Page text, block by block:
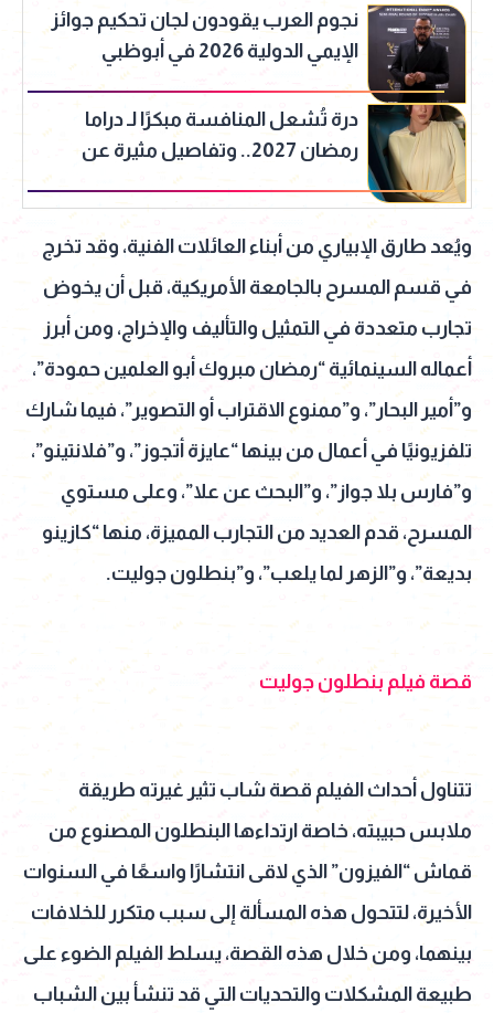
نجوم العرب يقودون لجان تحكيم جوائز
الإيمي الدولية 2026 في أبوظبي
درة تُشعل المنافسة مبكرًا لـ دراما
رمضان 2027.. وتفاصيل مثيرة عن
شخصيتها في قلب شمس
ويُعد طارق الإبياري من أبناء العائلات الفنية، وقد تخرج
في قسم المسرح بالجامعة الأمريكية، قبل أن يخوض
تجارب متعددة في التمثيل والتأليف والإخراج، ومن أبرز
أعماله السينمائية “رمضان مبروك أبو العلمين حمودة”،
و”أمير البحار”، و”ممنوع الاقتراب أو التصوير”، فيما شارك
تلفزيونيًا في أعمال من بينها “عايزة أتجوز”، و”فلانتينو”،
و”فارس بلا جواز”، و”البحث عن علا”، وعلى مستوي
المسرح، قدم العديد من التجارب المميزة، منها “كازينو
بديعة”، و”الزهر لما يلعب”، و”بنطلون جوليت.
قصة فيلم بنطلون جوليت
تتناول أحداث الفيلم قصة شاب تثير غيرته طريقة
ملابس حبيبته، خاصة ارتداءها البنطلون المصنوع من
قماش “الفيزون” الذي لاقى انتشارًا واسعًا في السنوات
الأخيرة، لتتحول هذه المسألة إلى سبب متكرر للخلافات
بينهما، ومن خلال هذه القصة، يسلط الفيلم الضوء على
طبيعة المشكلات والتحديات التي قد تنشأ بين الشباب